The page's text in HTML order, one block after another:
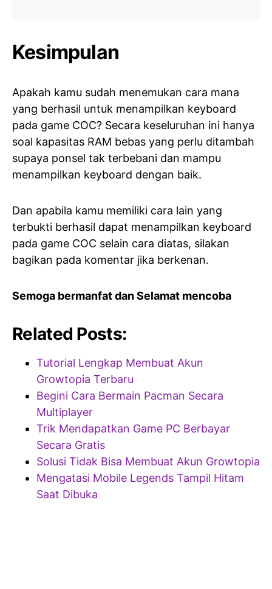
Kesimpulan
Apakah kamu sudah menemukan cara mana
yang berhasil untuk menampilkan keyboard
pada game COC? Secara keseluruhan ini hanya
soal kapasitas RAM bebas yang perlu ditambah
supaya ponsel tak terbebani dan mampu
menampilkan keyboard dengan baik.
Dan apabila kamu memiliki cara lain yang
terbukti berhasil dapat menampilkan keyboard
pada game COC selain cara diatas, silakan
bagikan pada komentar jika berkenan.
Semoga bermanfat dan Selamat mencoba
Related Posts:
Tutorial Lengkap Membuat Akun
Growtopia Terbaru
Begini Cara Bermain Pacman Secara
Multiplayer
Trik Mendapatkan Game PC Berbayar
Secara Gratis
Solusi Tidak Bisa Membuat Akun Growtopia
Mengatasi Mobile Legends Tampil Hitam
Saat Dibuka